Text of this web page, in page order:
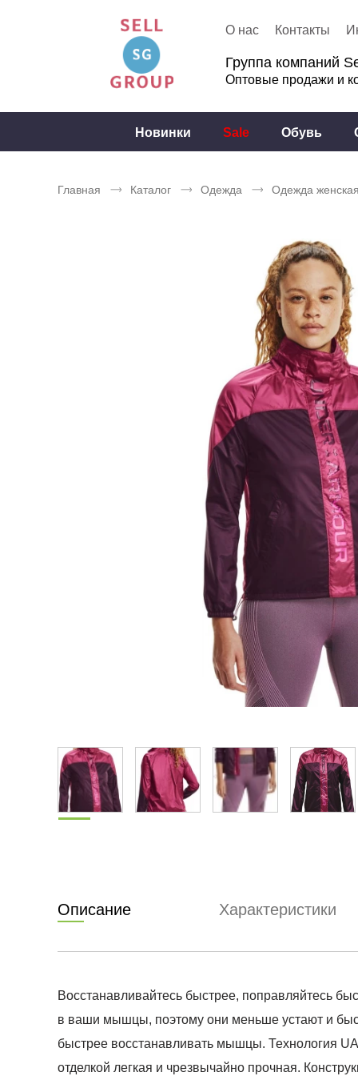
О нас Контакты
Группа компаний
Оптовые продажи и
Новинки Sale Обувь
Главная Каталог Одежда Одежда женская
Описание Характеристики
Восстанавливайтесь быстрее, поправляйтесь
в ваши мышцы, поэтому они меньше устают и
быстрее восстанавливать мышцы. Технология
отделкой легкая и чрезвычайно прочная.